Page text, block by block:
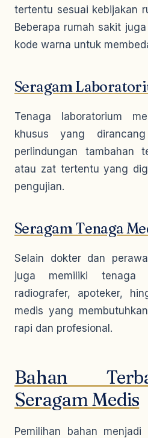
tertentu sesuai kebijakan
Beberapa rumah sakit
kode warna untuk
Seragam
Tenaga laboratorium
khusus yang
perlindungan tambahan
atau zat tertentu yang
pengujian.
Seragam Tenaga
Selain dokter dan
juga memiliki tenaga
radiografer, apoteker,
medis yang
rapi dan profesional.
Bahan
Seragam Medis
Pemilihan bahan